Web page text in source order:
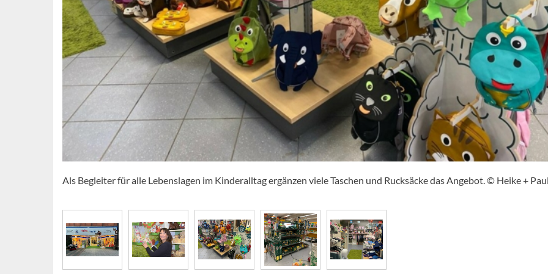
Als Begleiter für alle Lebenslagen im Kinderalltag ergänzen viele Taschen und Rucksäcke das Angebot. © Heike +